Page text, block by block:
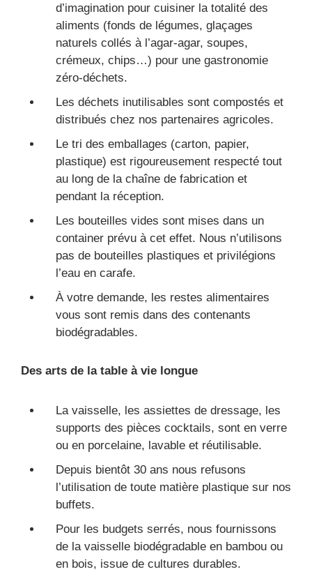
d’imagination pour cuisiner la totalité des
aliments (fonds de légumes, glaçages
naturels collés à l’agar-agar, soupes,
crémeux, chips…) pour une gastronomie
zéro-déchets.
Les déchets inutilisables sont compostés et
distribués chez nos partenaires agricoles.
Le tri des emballages (carton, papier,
plastique) est rigoureusement respecté tout
au long de la chaîne de fabrication et
pendant la réception.
Les bouteilles vides sont mises dans un
container prévu à cet effet. Nous n’utilisons
pas de bouteilles plastiques et privilégions
l’eau en carafe.
À votre demande, les restes alimentaires
vous sont remis dans des contenants
biodégradables.
Des arts de la table à vie longue
La vaisselle, les assiettes de dressage, les
supports des pièces cocktails, sont en verre
ou en porcelaine, lavable et réutilisable.
Depuis bientôt 30 ans nous refusons
l’utilisation de toute matière plastique sur nos
buffets.
Pour les budgets serrés, nous fournissons
de la vaisselle biodégradable en bambou ou
en bois, issue de cultures durables.